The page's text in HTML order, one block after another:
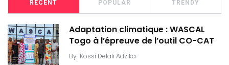
RECENT POPULAR TRENDY
Adaptation climatique : WASCAL
Togo à l’épreuve de l’outil CO-CAT
By Kossi Delali Adzika